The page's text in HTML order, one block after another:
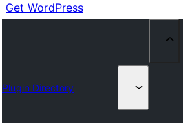
Get WordPress
Plugin Directory